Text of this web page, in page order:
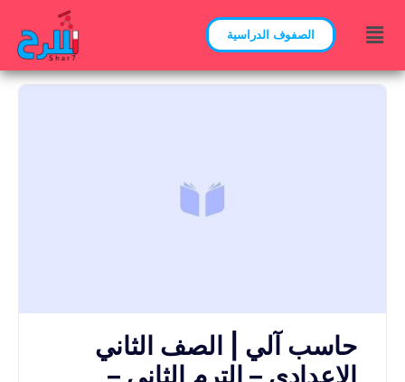
الصفوف الدراسية
حاسب آلي | الصف الثاني
الإعدادي – الترم الثاني –